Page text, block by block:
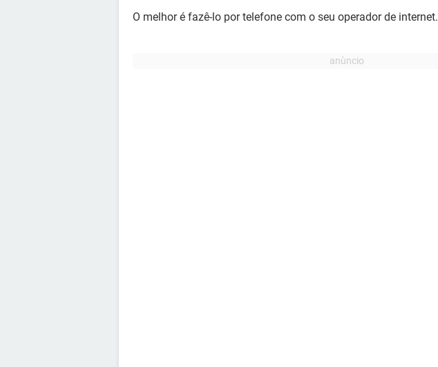
O melhor é fazê-lo por telefone com o seu operador de internet.